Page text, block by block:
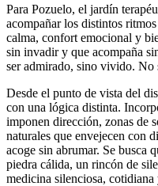
Para Pozuelo, el jardín
acompañar los distintos
calma, confort emocional y
sin invadir y que acompaña
ser admirado, sino vivido. No
Desde el punto de vista del
con una lógica distinta.
imponen dirección, zonas de
naturales que envejecen con
acoge sin abrumar. Se busca
piedra cálida, un rincón de
medicina silenciosa,